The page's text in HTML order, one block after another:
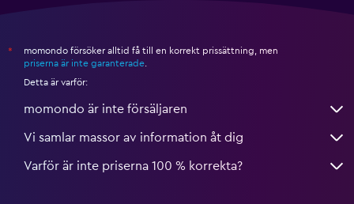
*
momondo försöker alltid få till en korrekt prissättning, men
priserna är inte garanterade
Detta är varför:
momondo är inte försäljaren
Vi samlar massor av information åt dig
Varför är inte priserna 100 % korrekta?